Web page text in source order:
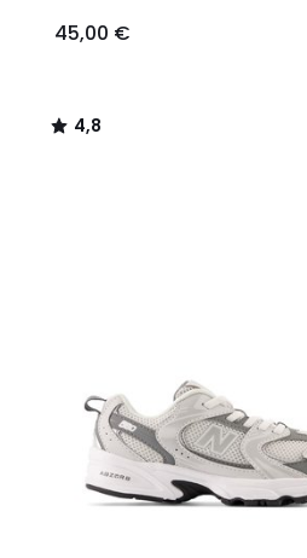
€.
45,00 €
4,8
/